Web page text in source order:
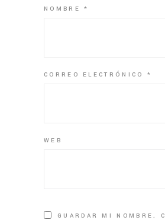
NOMBRE*
CORREO ELECTRÓNICO *
WEB
GUARDAR MI NOMBRE,